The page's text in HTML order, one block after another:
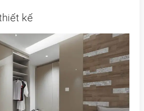
kế